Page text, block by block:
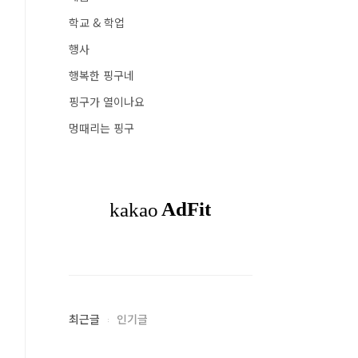
학교 & 학업
행사
행복한 핑구네
핑구가 열이나요
멍때리는 핑구
최근글 인기글